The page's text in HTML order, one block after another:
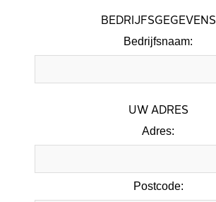
BEDRIJFSGEGEVENS
Bedrijfsnaam:
UW ADRES
Adres:
Postcode: